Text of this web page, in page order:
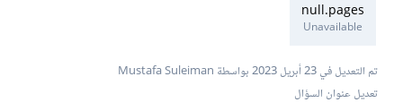
null.pages
Unavailable
تم التعديل في23 أبريل 2023
بواسطة Mustafa Suleiman
تعديل عنوان السؤال